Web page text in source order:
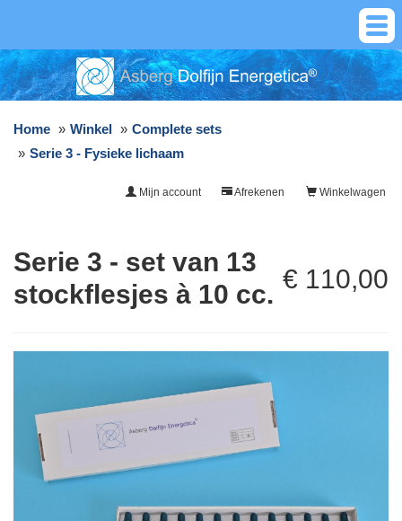
Home Winkel
Complete sets
Serie 3 - Fysieke lichaam
Winkelwagen
Afrekenen
Mijn account
€ 110,00
Serie 3 - set van 13
stockflesjes à 10 cc.